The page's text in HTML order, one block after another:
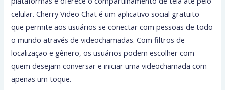
celular. Cherry Video Chat é um aplicativo social gratuito
que permite aos usuários se conectar com pessoas de todo
o mundo através de videochamadas. Com filtros de
localização e gênero, os usuários podem escolher com
quem desejam conversar e iniciar uma videochamada com
apenas um toque.